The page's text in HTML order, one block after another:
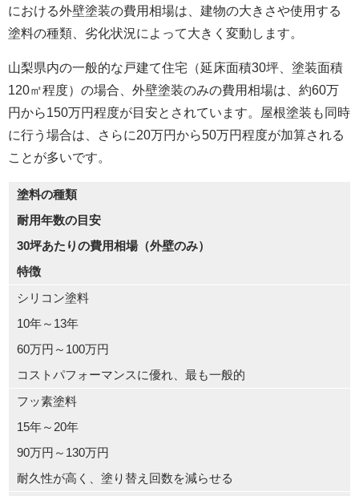
における外壁塗装の費用相場は、建物の大きさや使用する
塗料の種類、劣化状況によって大きく変動します。
山梨県内の一般的な戸建て住宅（延床面積30坪、塗装面積
120㎡程度）の場合、外壁塗装のみの費用相場は、約60万
円から150万円程度が目安とされています。屋根塗装も同時
に行う場合は、さらに20万円から50万円程度が加算される
ことが多いです。
塗料の種類
耐用年数の目安
30坪あたりの費用相場（外壁のみ）
特徴
シリコン塗料
10年～13年
60万円～100万円
コストパフォーマンスに優れ、最も一般的
フッ素塗料
15年～20年
90万円～130万円
耐久性が高く、塗り替え回数を減らせる